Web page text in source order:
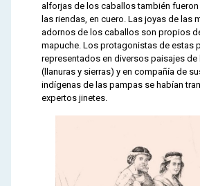
alforjas de los caballos también
las riendas, en cuero. Las joyas de las
adornos de los caballos son propios
mapuche. Los protagonistas de estas
representados en diversos paisajes de
(llanuras y sierras) y en compañía de
indígenas de las pampas se habían
expertos jinetes.